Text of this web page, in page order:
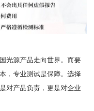
光源产品走向世界。而要
，专业测试是保障。选择
对产品负责，更是对企业